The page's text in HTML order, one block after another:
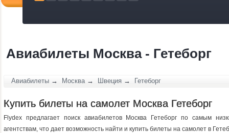
Авиабилеты Москва - Гетеборг
Авиабилеты → Москва → Швеция → Гетеборг
Купить билеты на самолет Москва Гетеборг
Flydex предлагает поиск авиабилетов Москва Гетеборг по самым
агентствам, что дает возможность найти и купить билеты на самолет в